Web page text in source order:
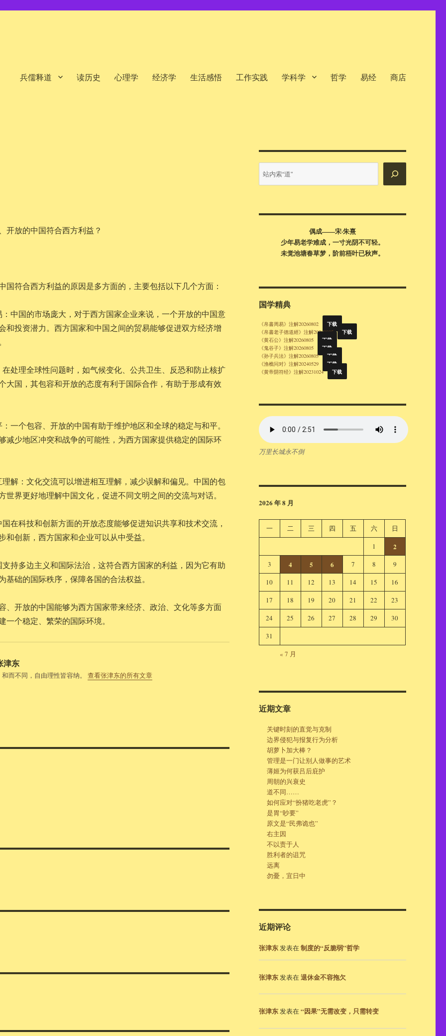
兵儒释道 读历史 心理学 经济学 生活感悟 工作实践 学科学 哲学 易经 商店
开放的中国符合西方利益？
国符合西方利益的原因是多方面的，主要包括以下几个方面：
：中国的市场庞大，对于西方国家企业来说，一个开放的中国意
和投资潜力。西方国家和中国之间的贸易能够促进双方经济增
处理全球性问题时，如气候变化、公共卫生、反恐和防止核扩
大国，其包容和开放的态度有利于国际合作，有助于形成有效
一个包容、开放的中国有助于维护地区和全球的稳定与和平。
减少地区冲突和战争的可能性，为西方国家提供稳定的国际环
解：文化交流可以增进相互理解，减少误解和偏见。中国的包
世界更好地理解中国文化，促进不同文明之间的交流与对话。
在科技和创新方面的开放态度能够促进知识共享和技术交流，
和创新，西方国家和企业可以从中受益。
持多边主义和国际法治，这符合西方国家的利益，因为它有助
基础的国际秩序，保障各国的合法权益。
、开放的中国能够为西方国家带来经济、政治、文化等多方面
一个稳定、繁荣的国际环境。
津东
而不同，自由理性皆容纳。 查看张津东的所有文章
内
搜
偶成——宋·朱熹
少年易老学难成，一寸光阴不可轻。
未觉池塘春草梦，阶前梧叶已秋声。
国学精典
《帛書周易》注解20260802 下载
《帛書老子德道經》注解20260805 下载
《黄石公》注解20260805 下载
《鬼谷子》注解20260805 下载
《孙子兵法》注解20260805 下载
《渔樵问对》注解20240529 下载
《黄帝阴符经》注解20231024 下载
万里长城永不倒
2026 年 8 月
一 二 三 四 五 六
日
1
2
3 4 5 6 7 8
9
10
11 12 13 14 15
16
17
18 19 20 21 22
23
24
25 26 27 28 29
30
31
« 7 月
近期文章
关键时刻的直觉与克制
边界侵犯与报复行为分析
胡萝卜加大棒？
管理是一门让别人做事的艺术
薄姬为何获吕后庇护
周朝的兴衰史
道不同……
如何应对“扮猪吃老虎”？
是胃“眇要”
原文是“民弗诡也”
右主因
不以责于人
胜利者的诅咒
远离
勿憂，宜日中
近期评论
张津东发表在制度的“反脆弱”哲学
张津东发表在退休金不容拖欠
张津东发表在“因果”无需改变，只需转变